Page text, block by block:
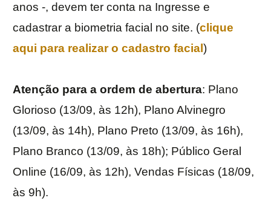
anos -, devem ter conta na Ingresse e
cadastrar a biometria facial no site. (clique
aqui para realizar o cadastro facial )
Atenção para a ordem de abertura: Plano
Glorioso (13/09, às 12h), Plano Alvinegro
(13/09, às 14h), Plano Preto (13/09, às 16h),
Plano Branco (13/09, às 18h); Público Geral
Online (16/09, às 12h), Vendas Físicas (18/09,
às 9h).